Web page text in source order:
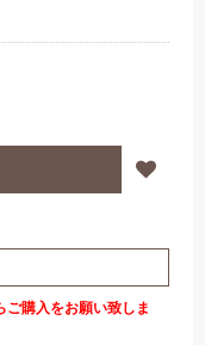
ご購入をお願い致しま